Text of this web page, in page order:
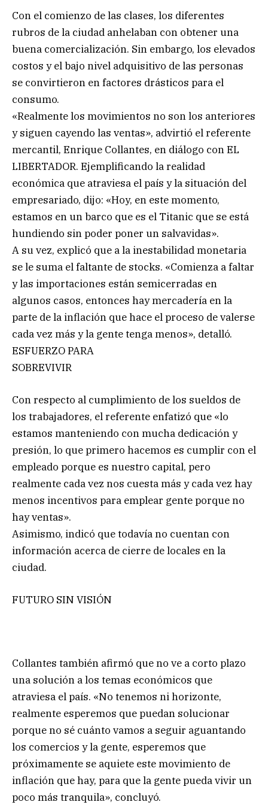
Con el comienzo de las clases, los diferentes
rubros de la ciudad anhelaban con obtener una
buena comercialización. Sin embargo, los elevados
costos y el bajo nivel adquisitivo de las personas
se convirtieron en factores drásticos para el
consumo.
«Realmente los movimientos no son los anteriores
y siguen cayendo las ventas», advirtió el referente
mercantil, Enrique Collantes, en diálogo con EL
LIBERTADOR. Ejemplificando la realidad
económica que atraviesa el país y la situación del
empresariado, dijo: «Hoy, en este momento,
estamos en un barco que es el Titanic que se está
hundiendo sin poder poner un salvavidas».
A su vez, explicó que a la inestabilidad monetaria
se le suma el faltante de stocks. «Comienza a faltar
y las importaciones están semicerradas en
algunos casos, entonces hay mercadería en la
parte de la inflación que hace el proceso de valerse
cada vez más y la gente tenga menos», detalló.
ESFUERZO PARA
SOBREVIVIR
Con respecto al cumplimiento de los sueldos de
los trabajadores, el referente enfatizó que «lo
estamos manteniendo con mucha dedicación y
presión, lo que primero hacemos es cumplir con el
empleado porque es nuestro capital, pero
realmente cada vez nos cuesta más y cada vez hay
menos incentivos para emplear gente porque no
hay ventas».
Asimismo, indicó que todavía no cuentan con
información acerca de cierre de locales en la
ciudad.
FUTURO SIN VISIÓN
Collantes también afirmó que no ve a corto plazo
una solución a los temas económicos que
atraviesa el país. «No tenemos ni horizonte,
realmente esperemos que puedan solucionar
porque no sé cuánto vamos a seguir aguantando
los comercios y la gente, esperemos que
próximamente se aquiete este movimiento de
inflación que hay, para que la gente pueda vivir un
poco más tranquila», concluyó.